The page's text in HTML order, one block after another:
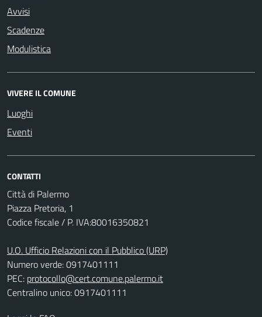
Avvisi
Scadenze
Modulistica
VIVERE IL COMUNE
Luoghi
Eventi
CONTATTI
Città di Palermo
Piazza Pretoria, 1
Codice fiscale / P. IVA:80016350821
U.O. Ufficio Relazioni con il Pubblico (URP)
Numero verde: 0917401111
PEC: protocollo@cert.comune.palermo.it
Centralino unico: 0917401111